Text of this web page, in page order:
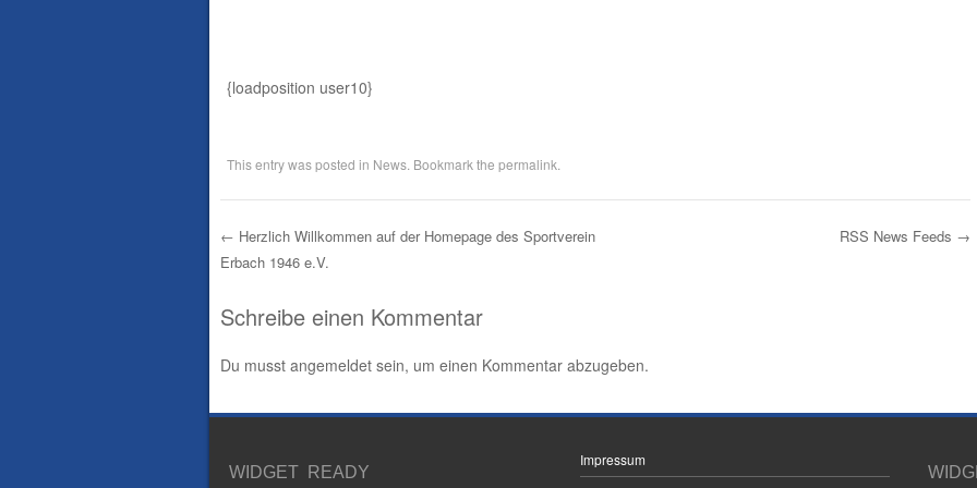
{loadposition user10}
This entry was posted in News. Bookmark the permalink
Post navigation
← Herzlich Willkommen auf der Homepage des Sportverein
Erbach 1946 e.V.
RSS News Feeds →
Schreibe einen Kommentar
Du musst angemeldetsein, um einen Kommentar abzugeben.
WIDGET READY
Impressum